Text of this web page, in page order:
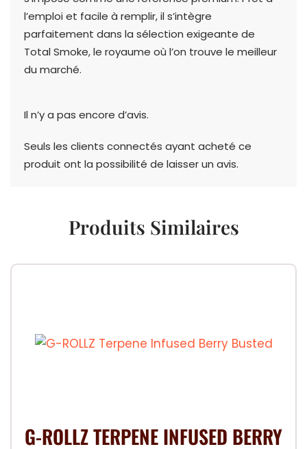
l’emploi et facile à remplir, il s’intègre
parfaitement dans la sélection exigeante de
Total Smoke, le royaume où l’on trouve le meilleur
du marché.
Il n’y a pas encore d’avis.
Seuls les clients connectés ayant acheté ce
produit ont la possibilité de laisser un avis.
Produits Similaires
G-ROLLZ TERPENE INFUSED BERRY